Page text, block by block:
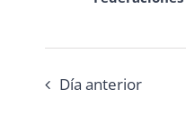
Día anterior